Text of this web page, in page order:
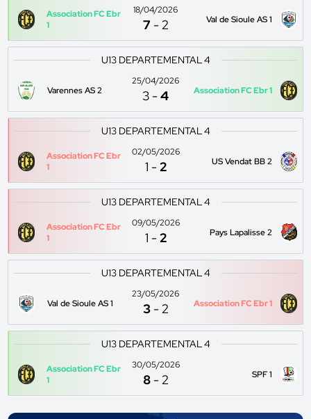
Association FC Ebr
1
18/04/2026
7 -2 Val de Sioule AS 1
U13 DEPARTEMENTAL 4
Varennes AS 2
25/04/2026
3 -4 Association FC Ebr 1
U13 DEPARTEMENTAL 4
Association FC Ebr
1
02/05/2026
1 -2 US Vendat BB 2
U13 DEPARTEMENTAL 4
Association FC Ebr
1
09/05/2026
1 -2 Pays Lapalisse 2
U13 DEPARTEMENTAL 4
Val de Sioule AS 1
23/05/2026
3 -2 Association FC Ebr 1
U13 DEPARTEMENTAL 4
Association FC Ebr
1
30/05/2026
8 -2 SPF 1